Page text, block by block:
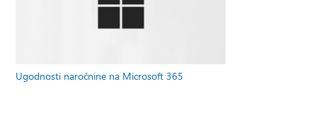
Ugodnosti naročnine na Microsoft 365